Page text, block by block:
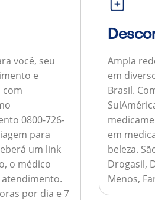
você, seu
e
com
0800-726-
para
um link
o médico
por dia e 7
Ampla
em
Brasil.
em
beleza.
Drogasil,
Menos,